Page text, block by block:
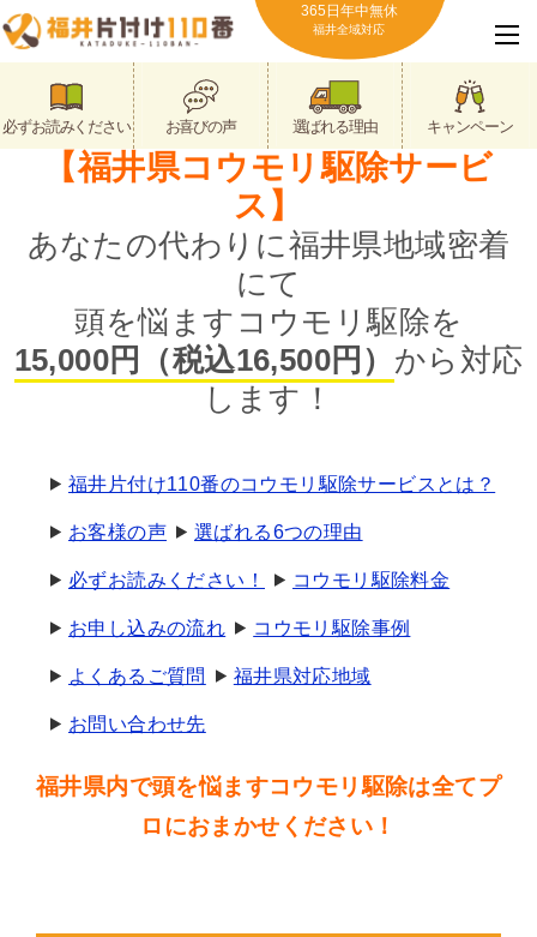
365日年中無休
福井全域対応
必ずお読みください お喜びの声 選ばれる理由 キャンペーン
【福井県コウモリ駆除サービ
ス】
あなたの代わりに福井県地域密着
にて
頭を悩ますコウモリ駆除を
15,000円（税込16,500円） から対応
します！
福井片付け110番のコウモリ駆除サービスとは？
お客様の声 選ばれる6つの理由
必ずお読みください！ コウモリ駆除料金
お申し込みの流れ コウモリ駆除事例
よくあるご質問 福井県対応地域
お問い合わせ先
福井県内で頭を悩ますコウモリ駆除は全てプ
ロにおまかせください！